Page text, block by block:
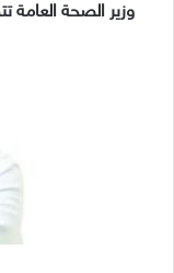
وزير الصحة العامة